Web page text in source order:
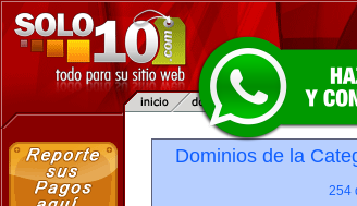
Dominios de la
254